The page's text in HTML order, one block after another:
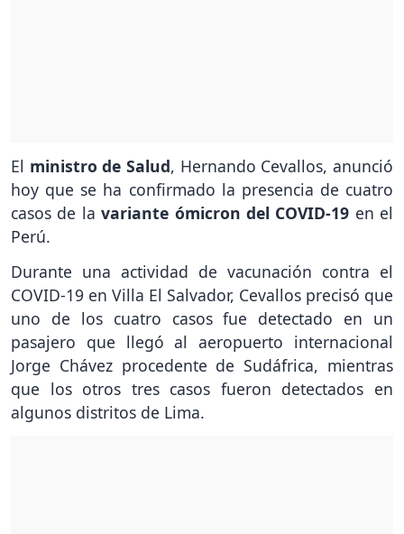
El ministro de Salud, Hernando Cevallos, anunció
hoy que se ha confirmado la presencia de cuatro
casos de lavariante ómicron del COVID-19 en el
Perú.
Durante una actividad de vacunación contra el
COVID-19 en Villa El Salvador, Cevallos precisó que
uno de los cuatro casos fue detectado en un
pasajero que llegó al aeropuerto internacional
Jorge Chávez procedente de Sudáfrica, mientras
que los otros tres casos fueron detectados en
algunos distritos de Lima.